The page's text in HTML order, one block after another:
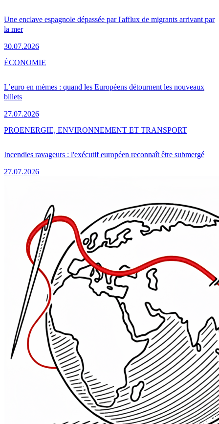
Une enclave espagnole dépassée par l'afflux de migrants arrivant par
la mer
30.07.2026
L’euro en mèmes : quand les Européens détournent les nouveaux
billets
27.07.2026
ÉCONOMIE
Incendies ravageurs : l'exécutif européen reconnaît être submergé
27.07.2026
PROENERGIE, ENVIRONNEMENT ET TRANSPORT